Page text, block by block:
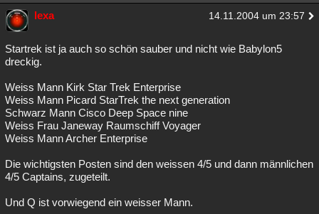
lexa 14.11.2004 um 23:57
Startrek ist ja auch so schön sauber und nicht wie Babylon5
dreckig.
Weiss Mann Kirk Star Trek Enterprise
Weiss Mann Picard StarTrek the next generation
Schwarz Mann Cisco Deep Space nine
Weiss Frau Janeway Raumschiff Voyager
Weiss Mann Archer Enterprise
Die wichtigsten Posten sind den weissen 4/5 und dann männlichen
4/5 Captains, zugeteilt.
Und Q ist vorwiegend ein weisser Mann.